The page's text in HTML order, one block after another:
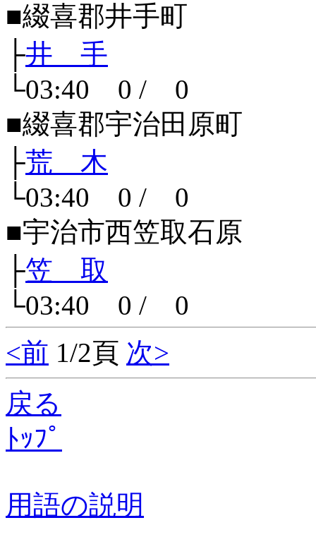
■綴喜郡井手町
├井 手
└03:40 0 / 0
■綴喜郡宇治田原町
├荒 木
└03:40 0 / 0
■宇治市西笠取石原
├笠 取
└03:40 0 / 0
<前 1/2頁 次>
戻る
ﾄｯﾌﾟ
用語の説明